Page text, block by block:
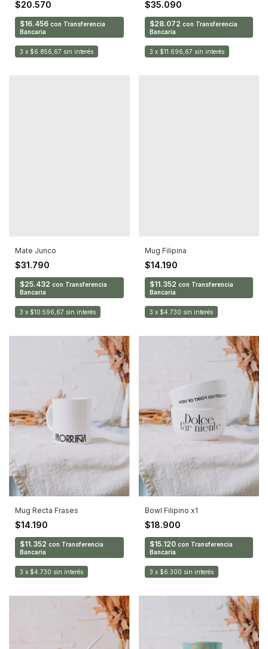
$20.570
$16.456 con Transferencia
Bancaria
3 x $6.856,67 sin interés
$35.090
$28.072 con Transferencia
Bancaria
3 x $11.696,67 sin interés
Mate Junco
$31.790
$25.432 con Transferencia
Bancaria
3 x $10.596,67 sin interés
Mug Filipina
$14.190
$11.352 con Transferencia
Bancaria
3 x $4.730 sin interés
Mug Recta Frases
$14.190
$11.352 con Transferencia
Bancaria
3 x $4.730 sin interés
Bowl Filipino x1
$18.900
$15.120 con Transferencia
Bancaria
3 x $6.300 sin interés